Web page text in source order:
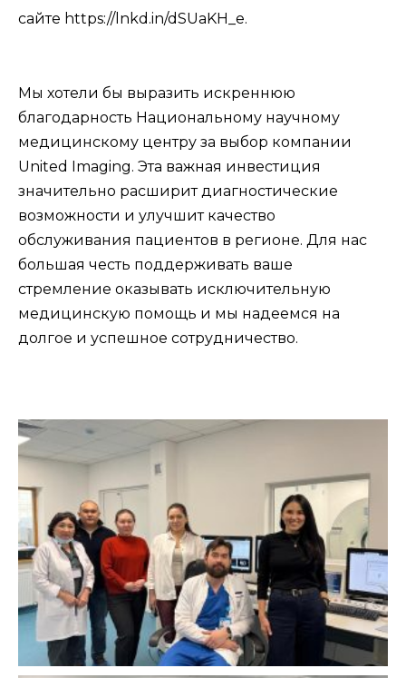
сайте https://lnkd.in/dSUaKH_e.
Мы хотели бы выразить искреннюю
благодарность Национальному научному
медицинскому центру за выбор компании
United Imaging. Эта важная инвестиция
значительно расширит диагностические
возможности и улучшит качество
обслуживания пациентов в регионе. Для нас
большая честь поддерживать ваше
стремление оказывать исключительную
медицинскую помощь и мы надеемся на
долгое и успешное сотрудничество.